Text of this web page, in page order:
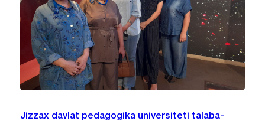
Jizzax davlat pedagogika universiteti talaba-